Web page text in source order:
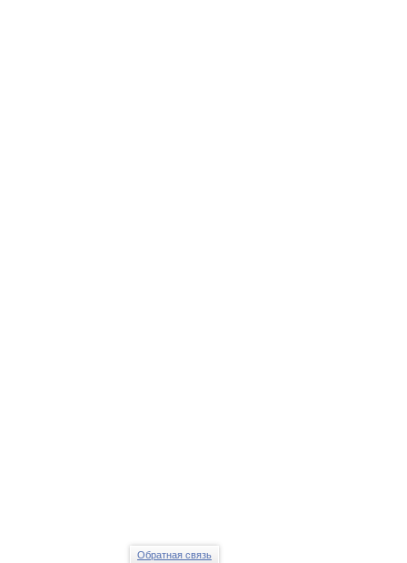
Обратная связь